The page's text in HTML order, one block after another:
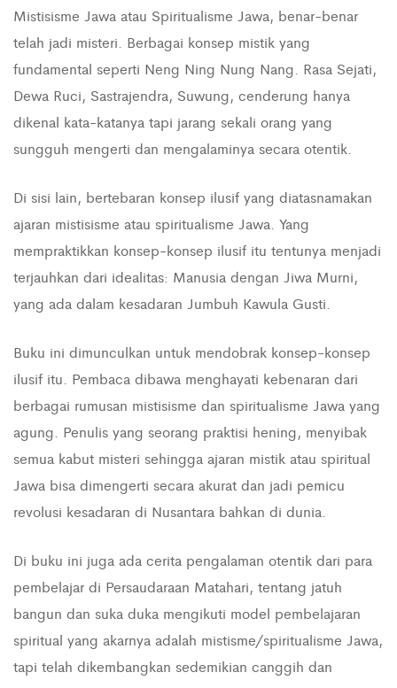
Mistisisme Jawa atau Spiritualisme Jawa, benar-benar
telah jadi misteri. Berbagai konsep mistik yang
fundamental seperti Neng Ning Nung Nang. Rasa Sejati,
Dewa Ruci, Sastrajendra, Suwung, cenderung hanya
dikenal kata-katanya tapi jarang sekali orang yang
sungguh mengerti dan mengalaminya secara otentik.
Di sisi lain, bertebaran konsep ilusif yang diatasnamakan
ajaran mistisisme atau spiritualisme Jawa. Yang
mempraktikkan konsep-konsep ilusif itu tentunya menjadi
terjauhkan dari idealitas: Manusia dengan Jiwa Murni,
yang ada dalam kesadaran Jumbuh Kawula Gusti.
Buku ini dimunculkan untuk mendobrak konsep-konsep
ilusif itu. Pembaca dibawa menghayati kebenaran dari
berbagai rumusan mistisisme dan spiritualisme Jawa yang
agung. Penulis yang seorang praktisi hening, menyibak
semua kabut misteri sehingga ajaran mistik atau spiritual
Jawa bisa dimengerti secara akurat dan jadi pemicu
revolusi kesadaran di Nusantara bahkan di dunia.
Di buku ini juga ada cerita pengalaman otentik dari para
pembelajar di Persaudaraan Matahari, tentang jatuh
bangun dan suka duka mengikuti model pembelajaran
spiritual yang akarnya adalah mistisme/spiritualisme Jawa,
tapi telah dikembangkan sedemikian canggih dan